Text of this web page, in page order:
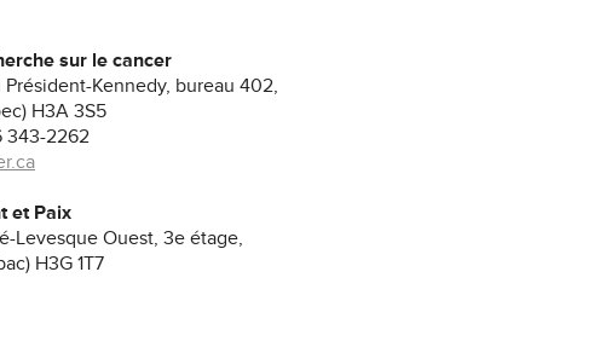
sur le cancer
Kennedy, bureau 402,
H3A 3S5
343-2262
et Paix
Levesque Ouest, 3e étage,
H3G 1T7